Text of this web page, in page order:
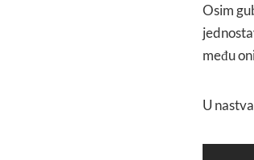
Osim
među
U